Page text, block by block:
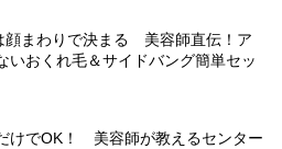
顔まわりで決まる 美容師直伝！ア
いおくれ毛＆サイドバング簡単セッ
けでOK！ 美容師が教えるセンター